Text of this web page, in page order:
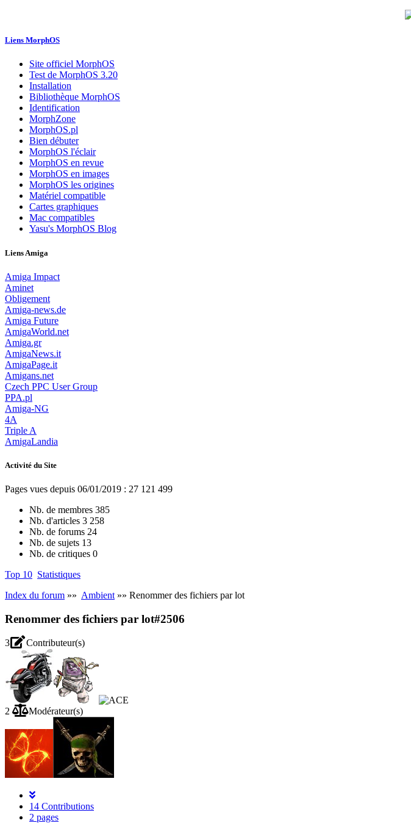
Liens MorphOS
Site officiel MorphOS
Test de MorphOS 3.20
Installation
Bibliothèque MorphOS
Identification
MorphZone
MorphOS.pl
Bien débuter
MorphOS l'éclair
MorphOS en revue
MorphOS en images
MorphOS les origines
Matériel compatible
Cartes graphiques
Mac compatibles
Yasu's MorphOS Blog
Liens Amiga
Amiga Impact
Aminet
Obligement
Amiga-news.de
Amiga Future
AmigaWorld.net
Amiga.gr
AmigaNews.it
AmigaPage.it
Amigans.net
Czech PPC User Group
PPA.pl
Amiga-NG
4A
Triple A
AmigaLandia
Activité du Site
Pages vues depuis 06/01/2019 : 27 121 499
Nb. de membres 385
Nb. d'articles 3 258
Nb. de forums 24
Nb. de sujets 13
Nb. de critiques 0
Top 10 Statistiques
Index du forum »» Ambient »» Renommer des fichiers par lot
Renommer des fichiers par lot#2506
3 Contributeur(s)
2 Modérateur(s)
14 Contributions
2 pages